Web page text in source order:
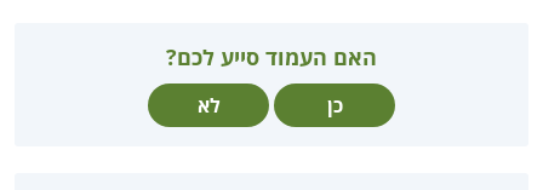
האם העמוד סייע לכם?
כן לא